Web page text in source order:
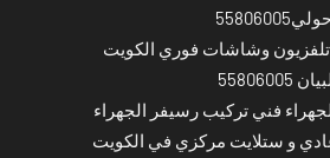
وشاشات فوري الكويت
فني تركيب رسيفر الجهراء
و ستلايت مركزي في الكويت